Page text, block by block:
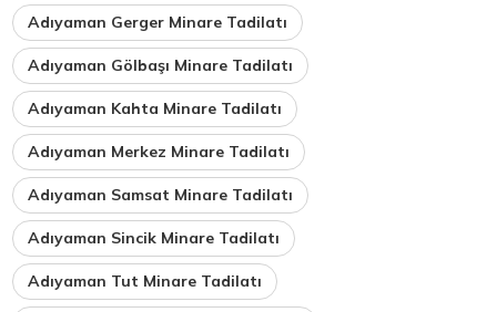
Adıyaman Gerger Minare Tadilatı
Adıyaman Gölbaşı Minare Tadilatı
Adıyaman Kahta Minare Tadilatı
Adıyaman Merkez Minare Tadilatı
Adıyaman Samsat Minare Tadilatı
Adıyaman Sincik Minare Tadilatı
Adıyaman Tut Minare Tadilatı